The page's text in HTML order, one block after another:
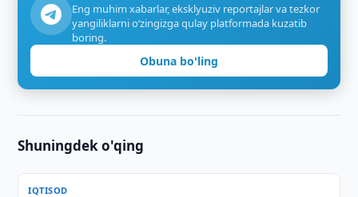
Eng muhim xabarlar, eksklyuziv reportajlar va tezkor
yangiliklarni o‘zingizga qulay platformada kuzatib
boring.
Obuna bo'ling
Shuningdek o'qing
IQTISOD